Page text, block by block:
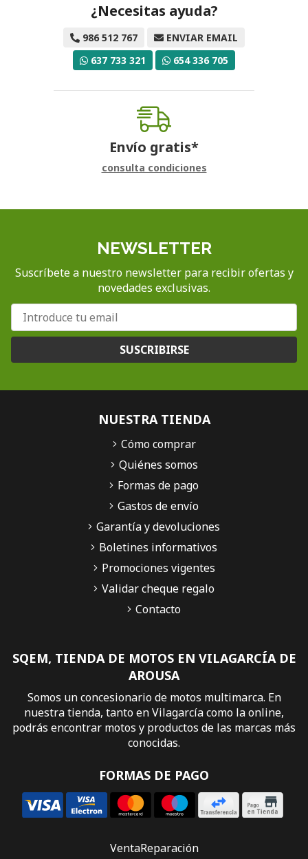
¿Necesitas ayuda?
986 512 767
ENVIAR EMAIL
637 733 321
654 336 705
Envío gratis*
consulta condiciones
NEWSLETTER
Suscríbete a nuestro newsletter para recibir ofertas y
novedades exclusivas.
SUSCRIBIRSE
SQEM, TIENDA DE MOTOS EN VILAGARCÍA DE
AROUSA
Somos un concesionario de motos multimarca. En
nuestra tienda, tanto en Vilagarcía como la online,
podrás encontrar motos y productos de las marcas más
conocidas.
FORMAS DE PAGO
NUESTRA TIENDA
Cómo comprar
Quiénes somos
Formas de pago
Gastos de envío
Garantía y devoluciones
Boletines informativos
Promociones vigentes
Validar cheque regalo
Contacto
VentaReparación